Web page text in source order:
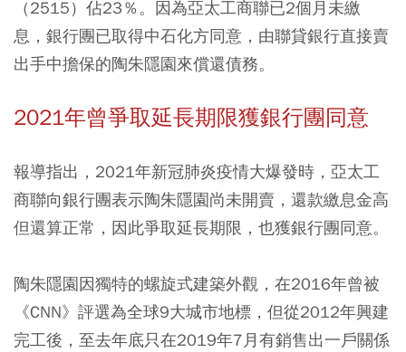
（2515）佔23％。因為亞太工商聯已2個月未繳
息，銀行團已取得中石化方同意，由聯貸銀行直接賣
出手中擔保的陶朱隱園來償還債務。
2021年曾爭取延長期限獲銀行團同意
報導指出，2021年新冠肺炎疫情大爆發時，亞太工
商聯向銀行團表示陶朱隱園尚未開賣，還款繳息金高
但還算正常，因此爭取延長期限，也獲銀行團同意。
陶朱隱園因獨特的螺旋式建築外觀，在2016年曾被
《CNN》評選為全球9大城市地標，但從2012年興建
完工後，至去年底只在2019年7月有銷售出一戶關係